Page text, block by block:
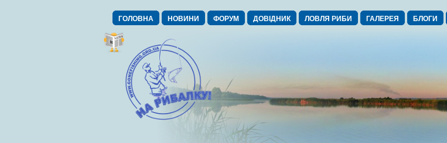
ГОЛОВНА НОВИНИ ФОРУМ ДОВІДНИК ЛОВЛЯ РИБИ ГАЛЕРЕЯ БЛОГИ